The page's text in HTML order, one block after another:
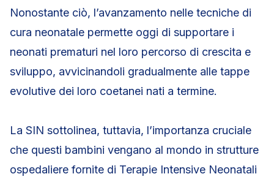
Nonostante ciò, l’avanzamento nelle tecniche di
cura neonatale permette oggi di supportare i
neonati prematuri nel loro percorso di crescita e
sviluppo, avvicinandoli gradualmente alle tappe
evolutive dei loro coetanei nati a termine.
La SIN sottolinea, tuttavia, l’importanza cruciale
che questi bambini vengano al mondo in strutture
ospedaliere fornite di Terapie Intensive Neonatali